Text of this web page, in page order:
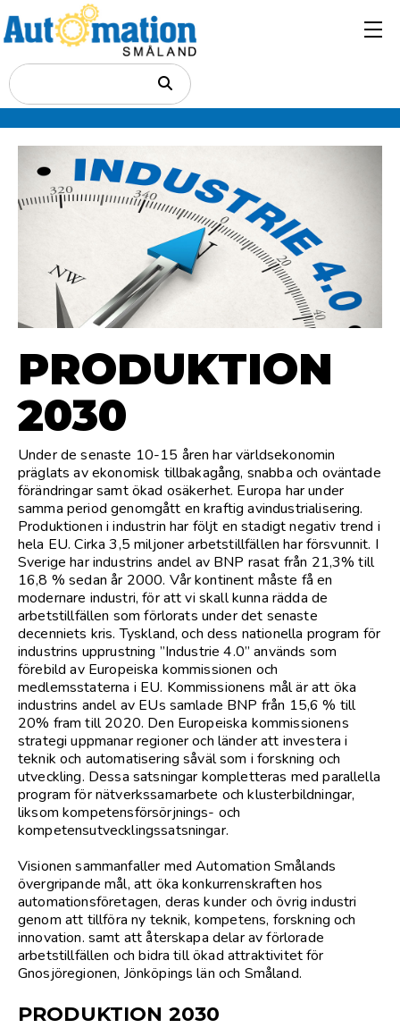
PRODUKTION
2030
Under de senaste 10-15 åren har världsekonomin
präglats av ekonomisk tillbakagång, snabba och oväntade
förändringar samt ökad osäkerhet. Europa har under
samma period genomgått en kraftig avindustrialisering.
Produktionen i industrin har följt en stadigt negativ trend i
hela EU. Cirka 3,5 miljoner arbetstillfällen har försvunnit. I
Sverige har industrins andel av BNP rasat från 21,3% till
16,8 % sedan år 2000. Vår kontinent måste få en
modernare industri, för att vi skall kunna rädda de
arbetstillfällen som förlorats under det senaste
decenniets kris. Tyskland, och dess nationella program för
industrins upprustning ”Industrie 4.0” används som
förebild av Europeiska kommissionen och
medlemsstaterna i EU. Kommissionens mål är att öka
industrins andel av EUs samlade BNP från 15,6 % till
20% fram till 2020. Den Europeiska kommissionens
strategi uppmanar regioner och länder att investera i
teknik och automatisering såväl som i forskning och
utveckling. Dessa satsningar kompletteras med parallella
program för nätverkssamarbete och klusterbildningar,
liksom kompetensförsörjnings- och
kompetensutvecklingssatsningar.
Visionen sammanfaller med Automation Smålands
övergripande mål, att öka konkurrenskraften hos
automationsföretagen, deras kunder och övrig industri
genom att tillföra ny teknik, kompetens, forskning och
innovation. samt att återskapa delar av förlorade
arbetstillfällen och bidra till ökad attraktivitet för
Gnosjöregionen, Jönköpings län och Småland.
PRODUKTION 2030